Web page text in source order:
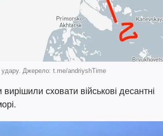
Джерело: t.me/andriyshTime
сховати військові десантні